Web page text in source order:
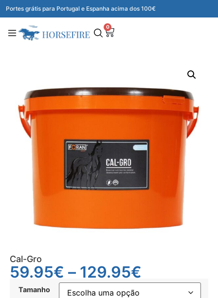
Portes grátis para Portugal e Espanha acima dos 100€
0
Cal-Gro
59.95€ – 129.95€
Tamanho